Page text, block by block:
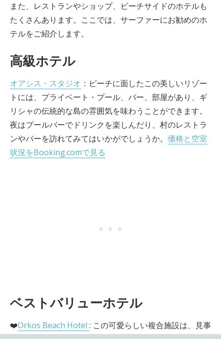
また、レストランやショップ、ビーチサイドのホテルも
たくさんあります。ここでは、サーファーにお勧めのホ
テルをご紹介します。
高級ホテル
オアシス・スタジオ ：ビーチに面したこの美しいリゾー
トには、プライベート・プール、バー、部屋があり、ギ
リシャの伝統的な島の雰囲気を味わうことができます。
夜はプールバーでドリンクを楽しんだり、村のレストラ
ンやバーを訪れてみてはいかがでしょうか。 価格と空室
状況をBooking.comで見る
ベストバリューホテル
❤️Orkos Beach Hotel : この可愛らしい複合施設は、見事